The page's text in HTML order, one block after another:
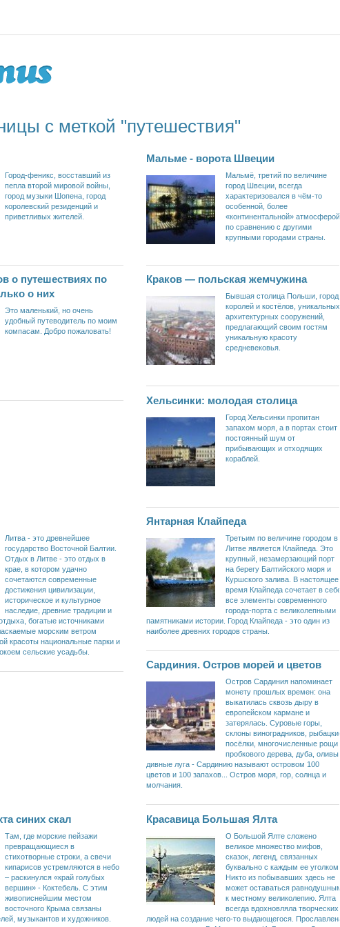
с меткой "путешествия"
Город-феникс, восставший из
пепла второй мировой войны,
город музыки Шопена, город
королевский резиденций и
приветливых жителей.
Мальме - ворота Швеции
Мальмё, третий по величине
город Швеции, всегда
характеризовался в чём-то
особенной, более
«континентальной» атмосферой
по сравнению с другими
крупными городами страны.
о путешествиях по
о них
Это маленький, но очень
удобный путеводитель по моим
компасам. Добро пожаловать!
Краков — польская жемчужина
Бывшая столица Польши, город
королей и костёлов, уникальных
архитектурных сооружений,
предлагающий своим гостям
уникальную красоту
средневековья.
Хельсинки: молодая столица
Город Хельсинки пропитан
запахом моря, а в портах стоит
постоянный шум от
прибывающих и отходящих
кораблей.
Литва - это древнейшее
государство Восточной Балтии.
Отдых в Литве - это отдых в
крае, в котором удачно
сочетаются современные
достижения цивилизации,
историческое и культурное
наследие, древние традиции и
богатые источниками
морским ветром
красоты национальные парки и
сельские усадьбы.
Янтарная Клайпеда
Третьим по величине городом в
Литве является Клайпеда. Это
крупный, незамерзающий порт
на берегу Балтийского моря и
Куршского залива. В настоящее
время Клайпеда сочетает в себе
все элементы современного
города-порта с великолепными
памятниками истории. Город Клайпеда - это один из
наиболее древних городов страны.
Сардиния. Остров морей и цветов
Остров Сардиния напоминает
монету прошлых времен: она
выкатилась сквозь дыру в
европейском кармане и
затерялась. Суровые горы,
склоны виноградников, рыбацкие
посёлки, многочисленные рощи
пробкового дерева, дуба, оливы,
дивные луга - Сардинию называют островом 100
цветов и 100 запахов... Остров моря, гор, солнца и
молчания.
синих скал
Там, где морские пейзажи
превращающиеся в
стихотворные строки, а свечи
кипарисов устремляются в небо
– раскинулся «край голубых
вершин» - Коктебель. С этим
живописнейшим местом
восточного Крыма связаны
музыкантов и художников.
Красавица Большая Ялта
О Большой Ялте сложено
великое множество мифов,
сказок, легенд, связанных
буквально с каждым ее уголком.
Никто из побывавших здесь не
может оставаться равнодушным
к местному великолепию. Ялта
всегда вдохновляла творческих
людей на создание чего-то выдающегося. Прославлена